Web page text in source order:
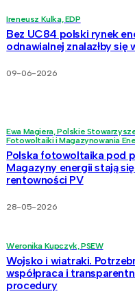
Ireneusz Kulka, EDP
Bez UC84 polski rynek
odnawialnej znalazłby się
09-06-2026
Ewa Magiera, Polskie
Fotowoltaiki i Magazynowania
Polska fotowoltaika pod
Magazyny energii stają
rentowności PV
28-05-2026
Weronika Kupczyk, PSEW
Wojsko i wiatraki.
współpraca i
procedury